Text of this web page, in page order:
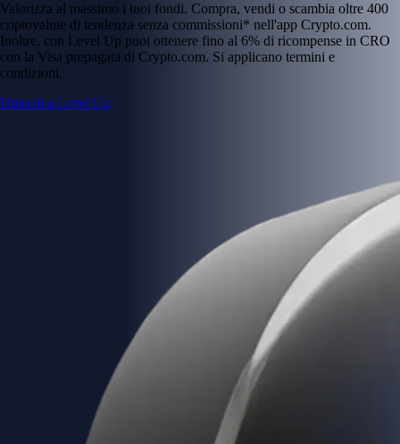
Valorizza al massimo i tuoi fondi. Compra, vendi o scambia oltre 400
criptovalute di tendenza senza commissioni* nell'app Crypto.com.
Inoltre, con Level Up puoi ottenere fino al 6% di ricompense in CRO
con la Visa prepagata di Crypto.com. Si applicano termini e
condizioni.
Unisciti a Level Up